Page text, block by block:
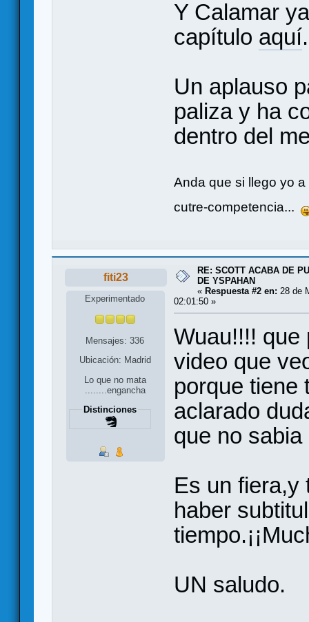
Y Calamar
capítulo aquí.
Un aplauso
paliza y ha
dentro del
Anda que si llego yo
cutre-competencia...
fiti23
Experimentado
Mensajes: 336
Ubicación: Madrid
Lo que no mata
........engancha
Distinciones
RE: SCOTT ACABA DE
DE YSPAHAN
« Respuesta #2 en: 28 de
02:01:50 »
Wuau!!!! que
video que
porque tiene
aclarado
que no
Es un fiera,y
haber
UN saludo.